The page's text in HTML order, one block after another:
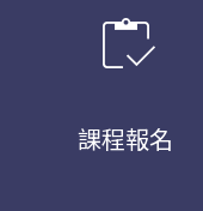
inventory
課程報名